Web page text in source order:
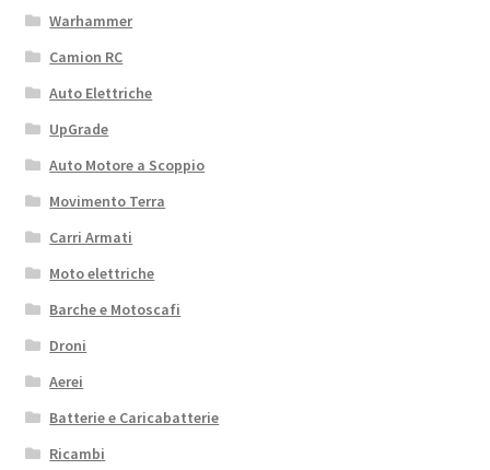
Warhammer
Camion RC
Auto Elettriche
UpGrade
Auto Motore a Scoppio
Movimento Terra
Carri Armati
Moto elettriche
Barche e Motoscafi
Droni
Aerei
Batterie e Caricabatterie
Ricambi